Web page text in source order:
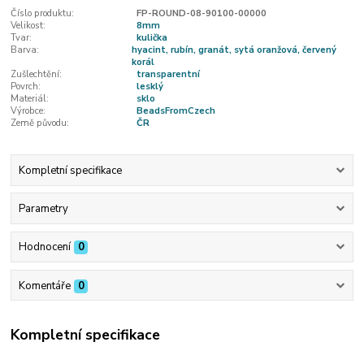
Číslo produktu:
FP-ROUND-08-90100-00000
Velikost:
8mm
Tvar:
kulička
Barva:
hyacint, rubín, granát, sytá oranžová, červený
korál
Zušlechtění:
transparentní
Povrch:
lesklý
Materiál:
sklo
Výrobce:
BeadsFromCzech
Země původu:
ČR
Kompletní specifikace
Parametry
Hodnocení 0
Komentáře 0
Kompletní specifikace